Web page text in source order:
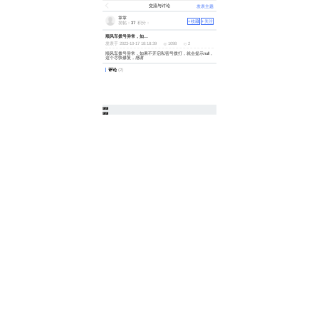
交流与讨论 发表主题
掌掌
发帖：37 积分： +收藏 +关注
顺风车拨号异常，如果不开启私密号拨打，就会提示null，这个尽快修复，感谢
发表于 2023-10-17 18:18:39
1098 2
顺风车拨号异常，如果不开启私密号拨打，就会提示null，
这个尽快修复，感谢
评论 (2)